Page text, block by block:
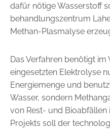
dafür nötige Wasserstoff
behandlungszentrum
Methan-Plasmalyse
Das Verfahren benötigt
eingesetzten Elektrolyse
Energiemenge und
Wasser, sondern
von Rest- und Bioabfällen
Projekts soll der